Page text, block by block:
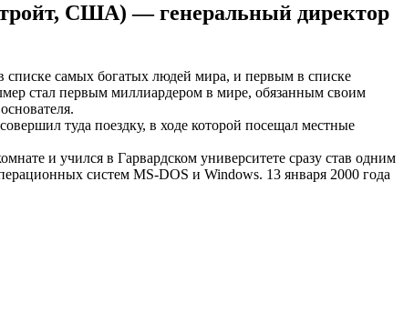
США) — генеральный директор
списке самых богатых людей мира, и первым в списке
стал первым миллиардером в мире, обязанным своим
туда поездку, в ходе которой посещал местные
и учился в Гарвардском университете сразу став одним
систем MS-DOS и Windows. 13 января 2000 года